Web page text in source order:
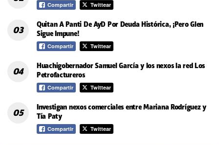
Compartir Twittear
Quitan A Panti De AyD Por Deuda Histórica, ¡Pero Glen
Sigue Impune!
Compartir Twittear
Huachigobernador Samuel García y los nexos la red Los
Petrofactureros
Compartir Twittear
Investigan nexos comerciales entre Mariana Rodríguez y
Tía Paty
Compartir Twittear